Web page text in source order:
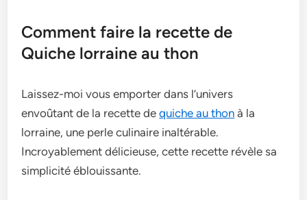
Comment faire la recette de
Quiche lorraine au thon
Laissez-moi vous emporter dans l’univers
envoûtant de la recette dequiche au thon à la
lorraine, une perle culinaire inaltérable.
Incroyablement délicieuse, cette recette révèle sa
simplicité éblouissante.